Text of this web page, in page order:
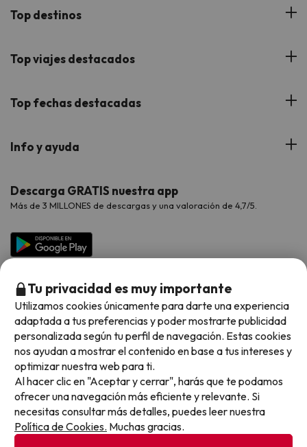
¿Quiénes somos?
Buscounchollo en los medios
Proveedores
Viajes para grupos
Top destinos
Hoteles Andalucía
Hoteles Cataluña
Hoteles Galicia
Hoteles Salou
Top viajes destacados
Viajes con Niños
Viajes de Novios
Chollos con Todo Incluido
Chollos en la playa
Hoteles con toboganes
Selección de la Newsletter
Los favoritos de nuestros clientes
Top fechas destacadas
Verano
Vacaciones en Agosto
Vacaciones en Octubre
Vacaciones en Noviembre
Info y ayuda
Contáctanos
Preguntas frecuentes
Descarga GRATIS nuestra app
Más de 3 MILLONES de descargas y una valoración de 4,7/5.
Métodos de pago disponibles
Condiciones generales
Tu privacidad es muy importante
Utilizamos cookies únicamente para darte una experiencia
adaptada a tus preferencias y poder mostrarte publicidad
personalizada según tu perfil de navegación. Estas cookies
nos ayudan a mostrar el contenido en base a tus intereses y
optimizar nuestra web para ti.
Al hacer clic en "Aceptar y cerrar", harás que te podamos
ofrecer una navegación más eficiente y relevante. Si
necesitas consultar más detalles, puedes leer nuestra
Política de Cookies. Muchas gracias.